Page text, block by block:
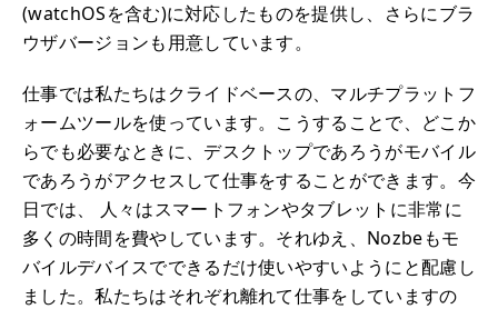
(watchOSを含む)に対応したものを提供し、さらにブラ
ウザバージョンも用意しています。
仕事では私たちはクライドベースの、マルチプラットフ
ォームツールを使っています。こうすることで、どこか
らでも必要なときに、デスクトップであろうがモバイル
であろうがアクセスして仕事をすることができます。今
日では、 人々はスマートフォンやタブレットに非常に
多くの時間を費やしています。それゆえ、Nozbeもモ
バイルデバイスでできるだけ使いやすいようにと配慮し
ました。私たちはそれぞれ離れて仕事をしていますの